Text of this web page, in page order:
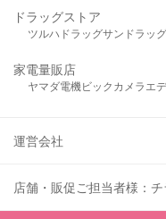
ドラッグストア
ツルハドラッグサンドラッグ
家電量販店
ヤマダ電機ビックカメラ エ
運営会社
店舗・販促ご担当者様：